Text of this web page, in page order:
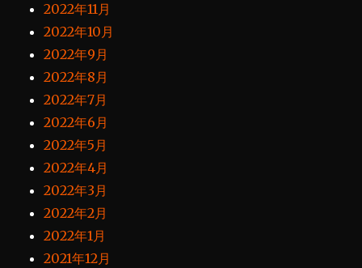
2022年11月
2022年10月
2022年9月
2022年8月
2022年7月
2022年6月
2022年5月
2022年4月
2022年3月
2022年2月
2022年1月
2021年12月